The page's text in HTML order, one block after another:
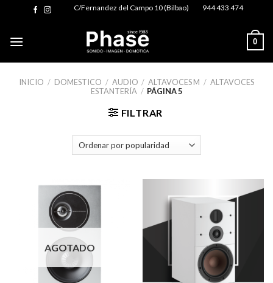
content
C/Fernandez del Campo 10 (Bilbao) 944 433 474
0
INICIO / DOMESTICO / AUDIO / ALTAVOCES M / ALTAVOCES
ESTANTERÍA / PÁGINA 5
FILTRAR
AGOTADO